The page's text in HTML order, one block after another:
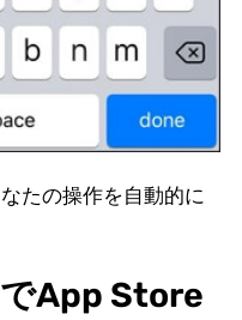
たの操作を自動的に
App Store